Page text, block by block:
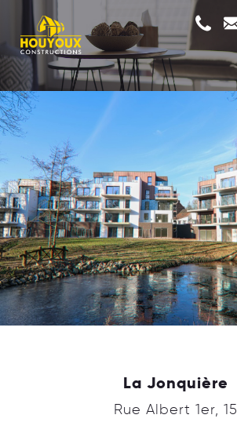
La Jonquière
Rue Albert 1er, 15